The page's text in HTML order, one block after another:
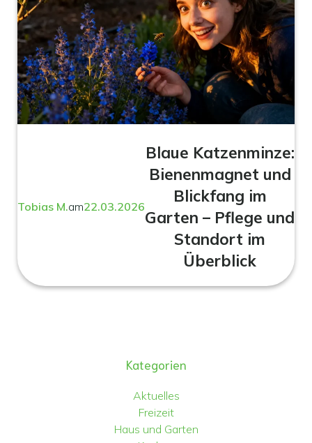
Tobias M.am22.03.2026
Blaue Katzenminze:
Bienenmagnet und
Blickfang im
Garten – Pflege und
Standort im
Überblick
Kategorien
Aktuelles
Freizeit
Haus und Garten